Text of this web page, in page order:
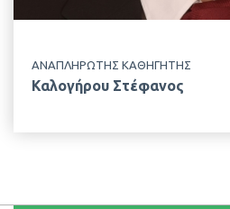
ΑΝΑΠΛΗΡΩΤΗΣ ΚΑΘΗΓΗΤΗΣ
Καλογήρου Στέφανος